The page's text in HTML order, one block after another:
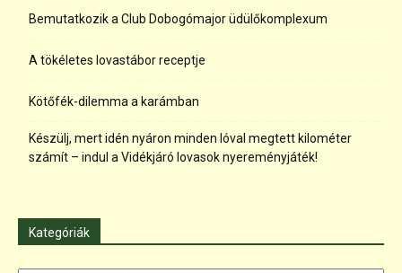
Bemutatkozik a Club Dobogómajor üdülőkomplexum
A tökéletes lovastábor receptje
Kötőfék-dilemma a karámban
Készülj, mert idén nyáron minden lóval megtett kilométer
számít – indul a Vidékjáró lovasok nyereményjáték!
Kategóriák
Kategóriák